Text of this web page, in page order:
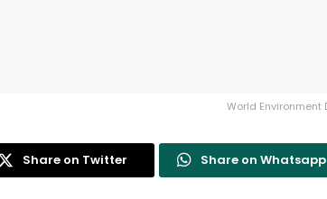
World Environment
Share on Twitter Share on Whatsapp